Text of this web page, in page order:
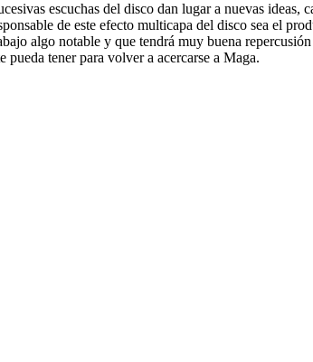
escuchas del disco dan lugar a nuevas ideas,
de este efecto multicapa del disco sea el
algo notable y que tendrá muy buena
pueda tener para volver a acercarse a Maga.